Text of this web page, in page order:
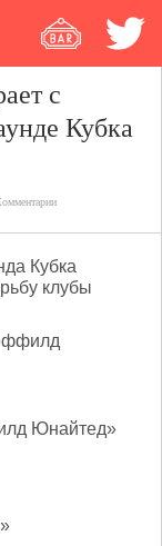
с
Кубка
Кубка
клубы
Юнайтед»